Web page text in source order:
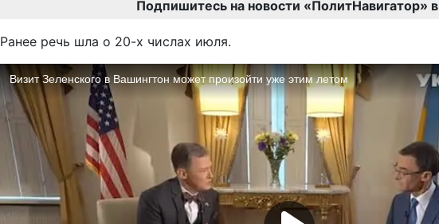
Подпишитесь на новости «ПолитНавигатор» в
Ранее речь шла о 20-х числах июля.